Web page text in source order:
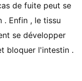
de fuite peut se
Enfin , le tissu
se développer
bloquer l'intestin .